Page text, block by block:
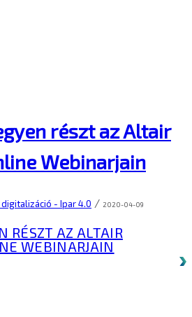
részt az Altair
Webinarjain
- Ipar 4.0 / 2020-04-09
RÉSZT AZ ALTAIR
WEBINARJAIN